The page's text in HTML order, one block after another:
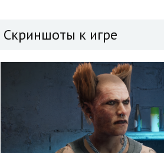
Скриншоты к игре